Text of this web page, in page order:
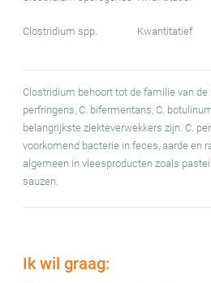
Clostridium spp. Kwantitatief
Clostridium behoort tot de familie van de
perfringens, C. bifermentans, C.
belangrijkste ziekteverwekkers zijn. C.
voorkomend bacterie in feces, aarde en
algemeen in vleesproducten zoals
sauzen.
Ik wil graag: